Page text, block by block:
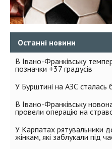
Останні новини
В Івано-Франківську
позначки +37 градусів
У Бурштині на АЗС сталась
В Івано-Франківську
провели операцію на
У Карпатах рятувальники
жінкам, які заблукали під